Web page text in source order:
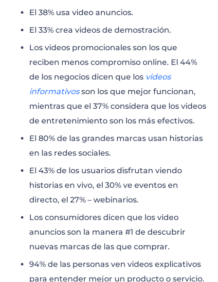
El 38% usa video anuncios.
El 33% crea videos de demostración.
Los videos promocionales son los que
reciben menos compromiso online. El 44%
de los negocios dicen que los videos
informativosson los que mejor funcionan,
mientras que el 37% considera que los videos
de entretenimiento son los más efectivos.
El 80% de las grandes marcas usan historias
en las redes sociales.
El 43% de los usuarios disfrutan viendo
historias en vivo, el 30% ve eventos en
directo, el 27% – webinarios.
Los consumidores dicen que los video
anuncios son la manera #1 de descubrir
nuevas marcas de las que comprar.
94% de las personas ven videos explicativos
para entender mejor un producto o servicio.